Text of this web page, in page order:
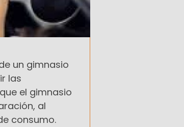
un gimnasio
las
el gimnasio
al
consumo.